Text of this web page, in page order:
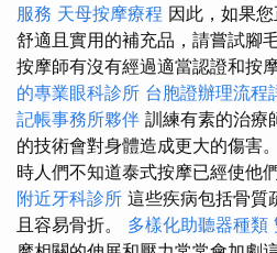
服務 天母按摩療程 因此，如果
舒適且實用的補充品，請嘗試腳
按摩師有沒有經過適當認證和按
的專業眼科診所 台胞證辦理流程
記帳事務所夥伴 訓練有素的治療
的技術會對身體造成更大的傷害。
時人們不知道泰式按摩已經使他
附近牙科診所 這些疾病包括骨質
且容易骨折。 多樣化助聽器種類